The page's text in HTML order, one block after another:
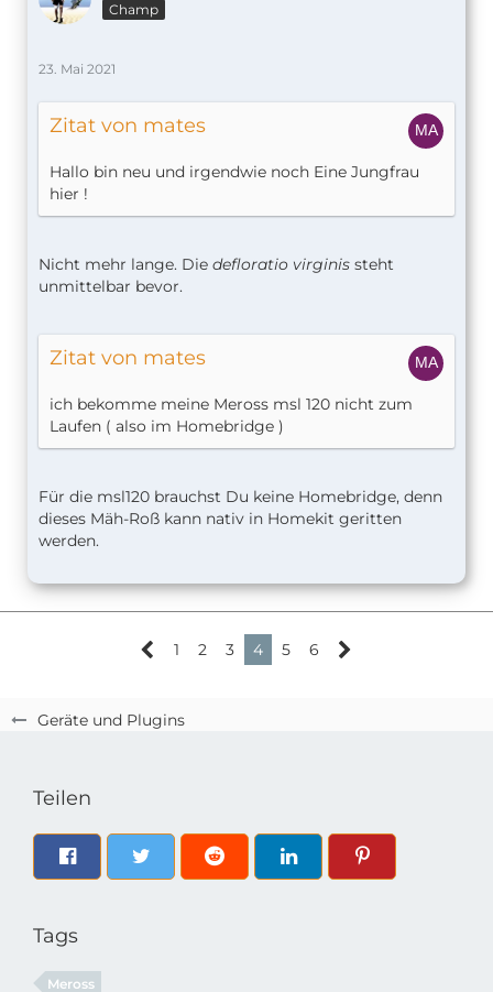
Geräte und Plugins
Champ
23. Mai 2021
Zitat von mates
Hallo bin neu und irgendwie noch Eine Jungfrau
hier !
Nicht mehr lange. Die defloratio virginis steht
unmittelbar bevor.
Zitat von mates
ich bekomme meine Meross msl 120 nicht zum
Laufen ( also im Homebridge )
Für die msl120 brauchst Du keine Homebridge, denn
dieses Mäh-Roß kann nativ in Homekit geritten
werden.
1 2 3 4 5 6
Teilen
Tags
Meross